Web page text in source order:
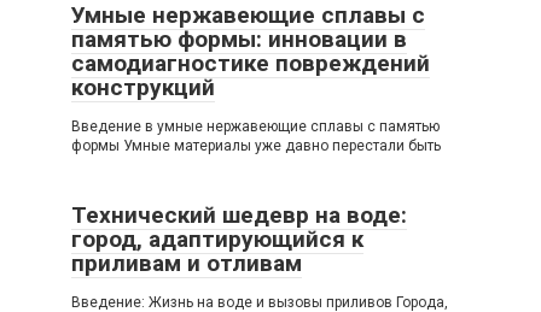
Умные нержавеющие сплавы с
памятью формы: инновации в
самодиагностике повреждений
конструкций
Введение в умные нержавеющие сплавы с памятью
формы Умные материалы уже давно перестали быть
Технический шедевр на воде:
город, адаптирующийся к
приливам и отливам
Введение: Жизнь на воде и вызовы приливов Города,